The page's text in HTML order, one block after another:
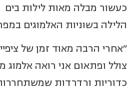
כעשור מבלה מאות לילות בים
הלילה בשוניות האלמוגים
"אחרי הרבה מאוד זמן של
צולל ופתאום אני רואה
כדוריות ורדרדות